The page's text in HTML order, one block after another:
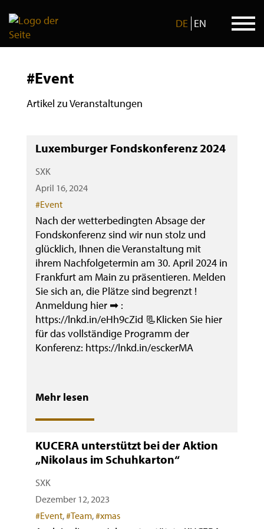
content
DE EN
#Event
Artikel zu Veranstaltungen
Luxemburger Fondskonferenz 2024
SXK
April 16, 2024
Categories
#Event
Nach der wetterbedingten Absage der
Fondskonferenz sind wir nun stolz und
glücklich, Ihnen die Veranstaltung mit
ihrem Nachfolgetermin am 30. April 2024 in
Frankfurt am Main zu präsentieren. Melden
Sie sich an, die Plätze sind begrenzt !
Anmeldung hier ➡ :
https://lnkd.in/eHh9cZid 📃Klicken Sie hier
für das vollständige Programm der
Konferenz: https://lnkd.in/esckerMA
Mehr lesen
KUCERA unterstützt bei der Aktion
„Nikolaus im Schuhkarton“
SXK
Dezember 12, 2023
Categories
#Event,#Team,#xmas